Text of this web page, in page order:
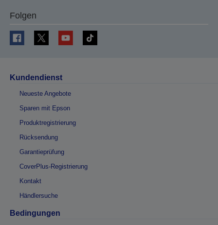
Folgen
Kundendienst
Neueste Angebote
Sparen mit Epson
Produktregistrierung
Rücksendung
Garantieprüfung
CoverPlus-Registrierung
Kontakt
Händlersuche
Bedingungen